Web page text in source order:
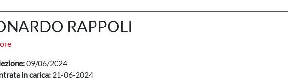
RAPPOLI
09/06/2024
in carica: 21-06-2024